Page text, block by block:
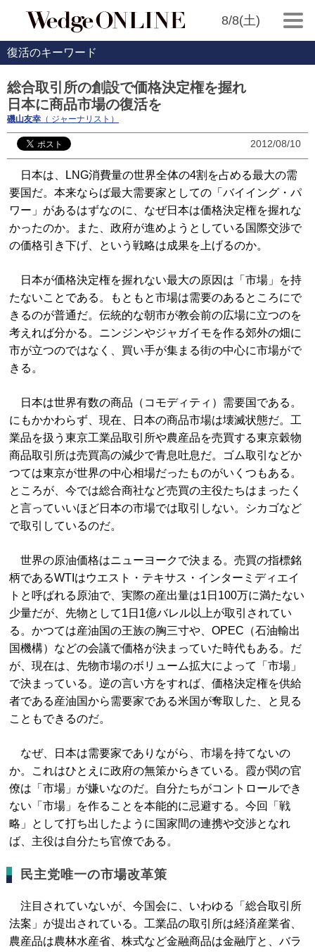
8/8(土)
復活のキーワード
総合取引所の創設で価格決定権を握れ
日本に商品市場の復活を
磯山友幸 （ ジャーナリスト）
2012/08/10
日本は、LNG消費量の世界全体の4割を占める最大の需
要国だ。本来ならば最大需要家としての「バイイング・パ
ワー」があるはずなのに、なぜ日本は価格決定権を握れな
かったのか。また、政府が進めようとしている国際交渉で
の価格引き下げ、という戦略は成果を上げるのか。
日本が価格決定権を握れない最大の原因は「市場」を持
たないことである。もともと市場は需要のあるところにで
きるのが普通だ。伝統的な朝市が教会前の広場に立つのを
考えれば分かる。ニンジンやジャガイモを作る郊外の畑に
市が立つのではなく、買い手が集まる街の中心に市場がで
きる。
日本は世界有数の商品（コモディティ）需要国である。
にもかかわらず、現在、日本の商品市場は壊滅状態だ。工
業品を扱う東京工業品取引所や農産品を売買する東京穀物
商品取引所は売買高の減少で青息吐息だ。ゴム取引などか
つては東京が世界の中心相場だったものがいくつもある。
ところが、今では総合商社など売買の主役たちはまったく
と言っていいほど日本の市場では取引しない。シカゴなど
で取引しているのだ。
世界の原油価格はニューヨークで決まる。売買の指標銘
柄であるWTIはウエスト・テキサス・インターミディエイ
トと呼ばれる原油で、実際の産出量は1日100万に満たない
少量だが、先物として1日1億バレル以上が取引されてい
る。かつては産油国の王族の胸三寸や、OPEC（石油輸出
国機構）などの会議で価格が決まっていた時代もある。だ
が、現在は、先物市場のボリューム拡大によって「市場」
で決まっている。逆の言い方をすれば、価格決定権を供給
者である産油国から需要家である米国が奪取した、と見る
こともできるのだ。
なぜ、日本は需要家でありながら、市場を持てないの
か。これはひとえに政府の無策からきている。霞が関の官
僚は「市場」が嫌いなのだ。自分たちがコントロールでき
ない「市場」を作ることを本能的に忌避する。今回「戦
略」として打ち出したように国家間の連携や交渉となれ
ば、主役は自分たち官僚である。
民主党唯一の市場改革策
注目されていないが、今国会に、いわゆる「総合取引所
法案」が提出されている。工業品の取引所は経済産業省、
農産品は農林水産省、株式など金融商品は金融庁と、バラ